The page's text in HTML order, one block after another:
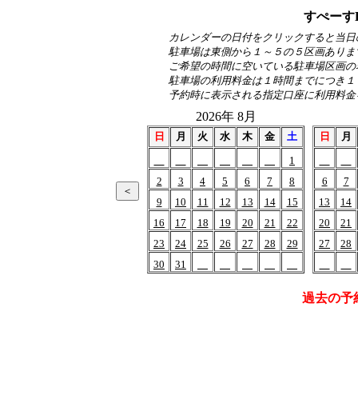
すぺー
カレンダーの日付をクリックすると当
駐車場は東側から１～５の５区画ありま
ご希望の時間に空いている駐車場区画
駐車場の利用料金は１時間までにつき
予約時に表示される指定口座に利用料
2026年 8月
日 月 火 水 木 金
土
1
2
3 4 5 6 7
8
9
10 11 12 13 14
15
16
17 18 19 20 21
22
23
24 25 26 27 28
29
30
31
日 月
6
7
13
14
20
21
27
28
過去の予